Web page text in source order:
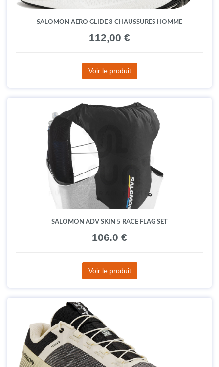
SALOMON AERO GLIDE 3 CHAUSSURES HOMME
112,00 €
Voir le produit
SALOMON ADV SKIN 5 RACE FLAG SET
106.0 €
Voir le produit